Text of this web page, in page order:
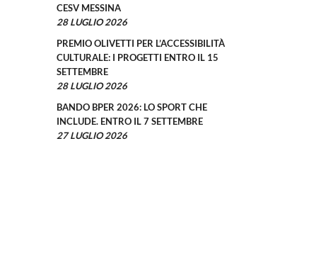
CESV MESSINA
28 LUGLIO 2026
PREMIO OLIVETTI PER L’ACCESSIBILITÀ
CULTURALE: I PROGETTI ENTRO IL 15
SETTEMBRE
28 LUGLIO 2026
BANDO BPER 2026: LO SPORT CHE
INCLUDE. ENTRO IL 7 SETTEMBRE
27 LUGLIO 2026